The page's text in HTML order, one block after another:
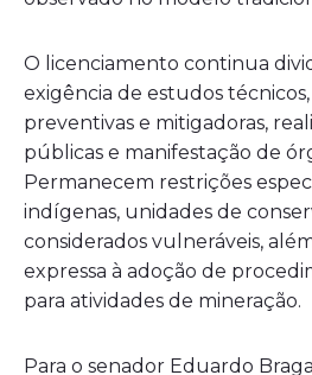
O licenciamento continua
exigência de estudos
preventivas e mitigadoras,
públicas e manifestação de
Permanecem restrições
indígenas, unidades de
considerados vulneráveis,
expressa à adoção de
para atividades de mineração.
Para o senador Eduardo